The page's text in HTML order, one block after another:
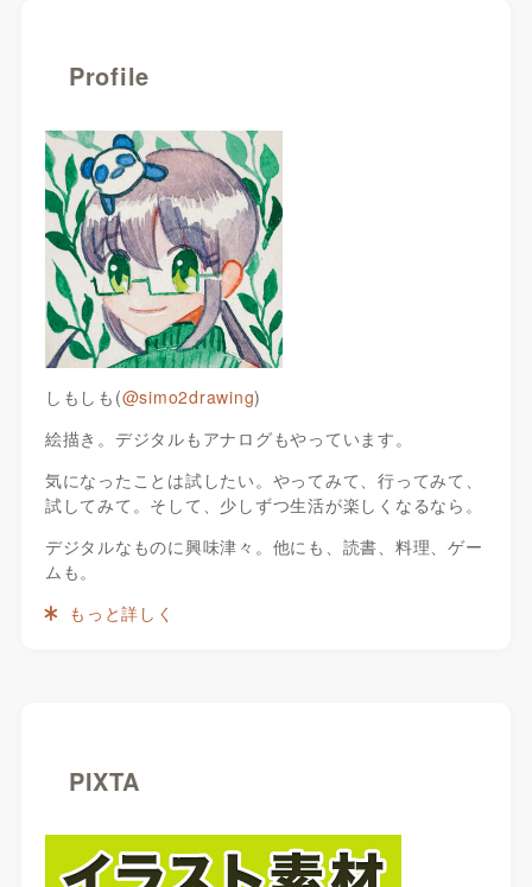
Profile
しもしも(@simo2drawing)
絵描き。デジタルもアナログもやっています。
気になったことは試したい。やってみて、行ってみて、
試してみて。そして、少しずつ生活が楽しくなるなら。
デジタルなものに興味津々。他にも、読書、料理、ゲー
ムも。
もっと詳しく
PIXTA